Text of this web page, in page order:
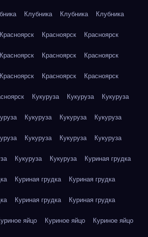
Клубника Клубника Клубника
Красноярск Красноярск Красноярск
Красноярск Красноярск Красноярск
Красноярск Красноярск Красноярск
Кукуруза Кукуруза Кукуруза
Кукуруза Кукуруза Кукуруза
Кукуруза Кукуруза Кукуруза
Кукуруза Кукуруза Куриная грудка
Куриная грудка Куриная грудка
Куриная грудка Куриная грудка
яйцо Куриное яйцо Куриное яйцо